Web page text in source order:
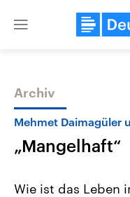
Close
Themen
Archiv
Mehmet Daimagüler
„Mangelhaft“
Wie ist das Leben